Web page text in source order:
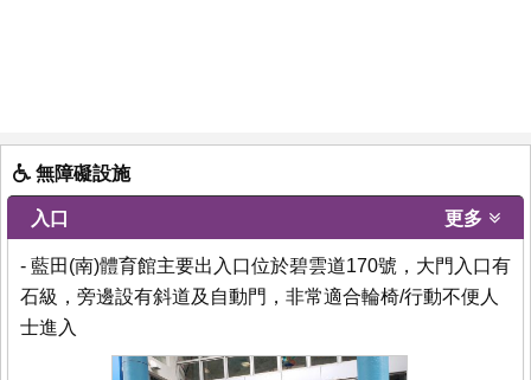
無障礙設施
入口 更多
- 藍田(南)體育館主要出入口位於碧雲道170號，大門入口有
石級，旁邊設有斜道及自動門，非常適合輪椅/行動不便人
士進入